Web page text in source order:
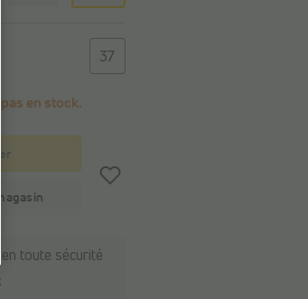
37
en stock.
en toute sécurité